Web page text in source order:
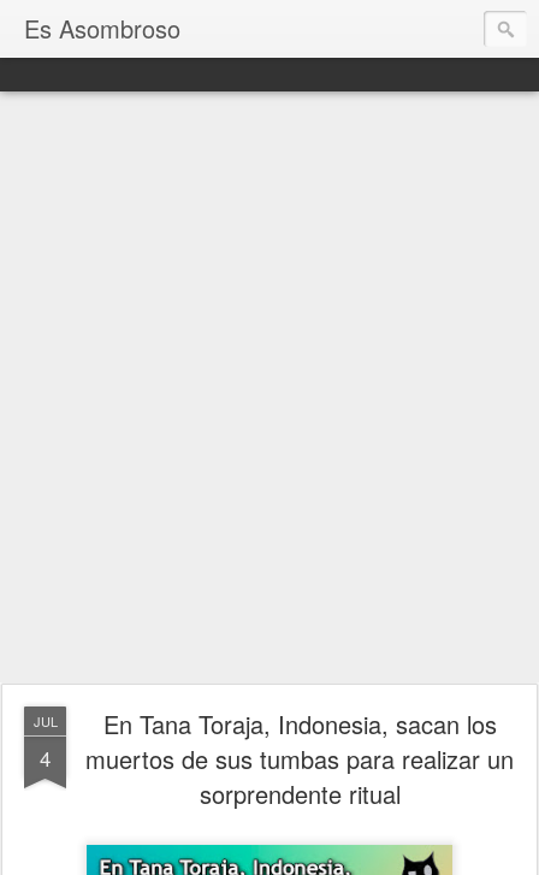
Es Asombroso
JUL
4
En Tana Toraja, Indonesia, sacan los
muertos de sus tumbas para realizar un
sorprendente ritual